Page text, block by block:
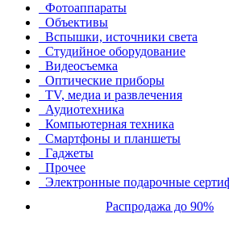
Фотоаппараты
Объективы
Вспышки, источники света
Студийное оборудование
Видеосъемка
Оптические приборы
TV, медиа и развлечения
Аудиотехника
Компьютерная техника
Смартфоны и планшеты
Гаджеты
Прочее
Электронные подарочные
Распродажа до 90%